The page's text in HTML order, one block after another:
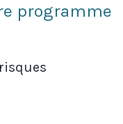
programme